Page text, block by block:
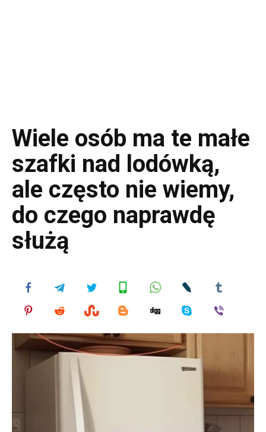
Wiele osób ma te małe
szafki nad lodówką,
ale często nie wiemy,
do czego naprawdę
służą